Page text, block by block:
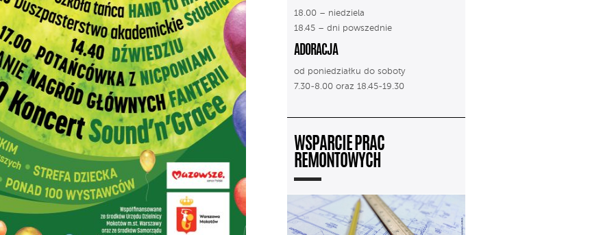
18.00 – niedziela
18.45 – dni powszednie
ADORACJA
od poniedziałku do soboty
7.30-8.00 oraz 18.45-19.30
WSPARCIE PRAC
REMONTOWYCH